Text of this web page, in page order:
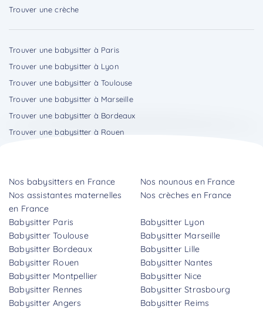
Trouver une crèche
Trouver une babysitter à Paris
Trouver une babysitter à Lyon
Trouver une babysitter à Toulouse
Trouver une babysitter à Marseille
Trouver une babysitter à Bordeaux
Trouver une babysitter à Rouen
Nos babysitters en France
Nos nounous en France
Nos assistantes maternelles
en France
Nos crèches en France
Babysitter Paris
Babysitter Lyon
Babysitter Toulouse
Babysitter Marseille
Babysitter Bordeaux
Babysitter Lille
Babysitter Rouen
Babysitter Nantes
Babysitter Montpellier
Babysitter Nice
Babysitter Rennes
Babysitter Strasbourg
Babysitter Angers
Babysitter Reims